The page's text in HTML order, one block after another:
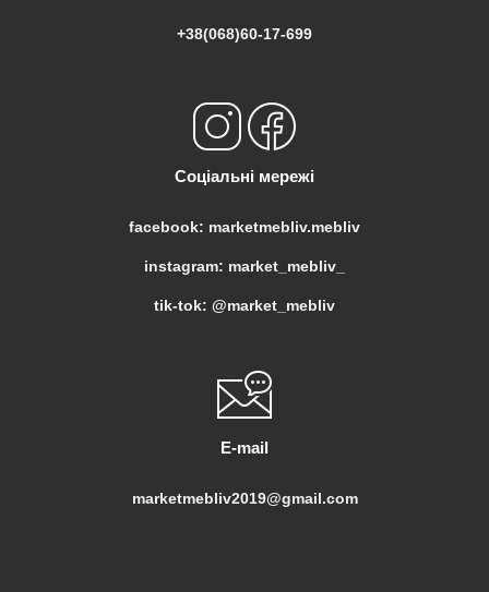
+38(068)60-17-699
Соціальні мережі
facebook: marketmebliv.mebliv
instagram: market_mebliv_
tik-tok: @market_mebliv
E-mail
marketmebliv2019@gmail.com